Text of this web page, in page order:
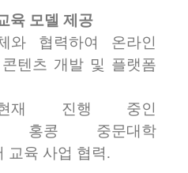
육 모델 제공
와 협력하여 온라인
텐츠 개발 및 플랫폼
재 진행 중인
, 홍콩 중문대학
교육 사업 협력.